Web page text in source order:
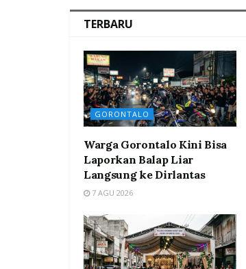
TERBARU
GORONTALO
Warga Gorontalo Kini Bisa
Laporkan Balap Liar
Langsung ke Dirlantas
7 AGU 2026